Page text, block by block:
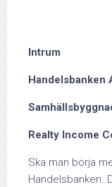
Intrum
Handelsbanken
Realty Income
Ska man börja
Handelsbanken.